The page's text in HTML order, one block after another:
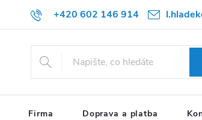
+420 602 146 914
Firma Doprava a platba